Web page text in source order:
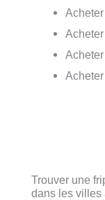
Trouver une
dans les villes